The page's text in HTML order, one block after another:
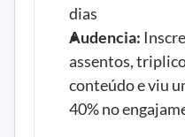
dias
Audencia:
assentos,
conteúdo e viu
40% no